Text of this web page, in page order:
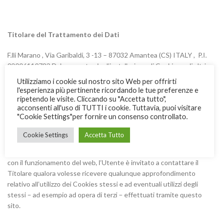
Titolare del Trattamento dei Dati
F.lli Marano , Via Garibaldi, 3 -13 – 87032 Amantea (CS) ITALY , P.I.
02006110783 Dal momento che l’installazione di Cookies e di altri
utilizzati all’interno di questo Sito non può essere tecnicamente
controllata dal Titolare, ogni riferimento specifico a Cookies e
sistemi di tracciamento installati da terze parti è da considerarsi
indicativo. Per ottenere informazioni complete, consulta la privacy
policy degli eventuali servizi terzi elencati in questo documento.
Vista l’oggettiva complessità legata all’identificazione delle
con il funzionamento del web, l’Utente è invitato a contattare il
Titolare qualora volesse ricevere qualunque approfondimento
relativo all’utilizzo dei Cookies stessi e ad eventuali utilizzi degli
stessi – ad esempio ad opera di terzi – effettuati tramite questo
sito.
Utilizziamo i cookie sul nostro sito Web per offrirti
l'esperienza più pertinente ricordando le tue preferenze e
ripetendo le visite. Cliccando su "Accetta tutto",
acconsenti all'uso di TUTTI i cookie. Tuttavia, puoi visitare
"Cookie Settings"per fornire un consenso controllato.
Cookie Settings Accetta Tutto